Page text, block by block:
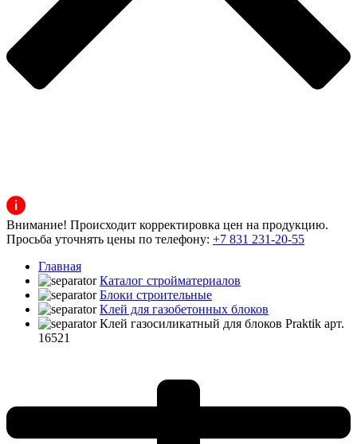
Внимание! Происходит корректировка цен на продукцию.
Просьба уточнять цены по телефону: +7 831 231-20-55
Главная
Каталог стройматериалов
Блоки строительные
Клей для газобетонных блоков
Клей газосиликатный для блоков Praktik арт.
16521